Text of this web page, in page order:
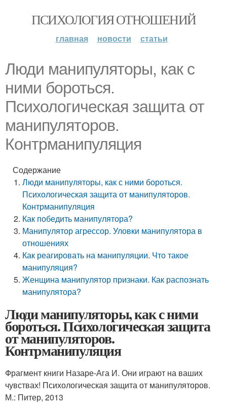
ПСИХОЛОГИЯ ОТНОШЕНИЙ
главная новости статьи
Люди манипуляторы, как с
ними бороться.
Психологическая защита от
манипуляторов.
Контрманипуляция
Содержание
Люди манипуляторы, как с ними бороться.
Психологическая защита от манипуляторов.
Контрманипуляция
Как победить манипулятора?
Манипулятор агрессор. Уловки манипулятора в
отношениях
Как реагировать на манипуляции. Что такое
манипуляция?
Женщина манипулятор признаки. Как распознать
манипулятора?
Люди манипуляторы, как с ними
бороться. Психологическая защита
от манипуляторов.
Контрманипуляция
Фрагмент книги Назаре-Ага И. Они играют на ваших
чувствах! Психологическая защита от манипуляторов.
М.: Питер, 2013